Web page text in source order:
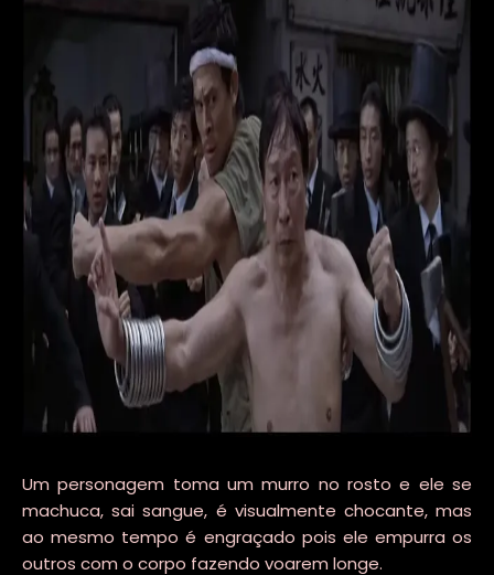
Um personagem toma um murro no rosto e ele se
machuca, sai sangue, é visualmente chocante, mas
ao mesmo tempo é engraçado pois ele empurra os
outros com o corpo fazendo voarem longe.